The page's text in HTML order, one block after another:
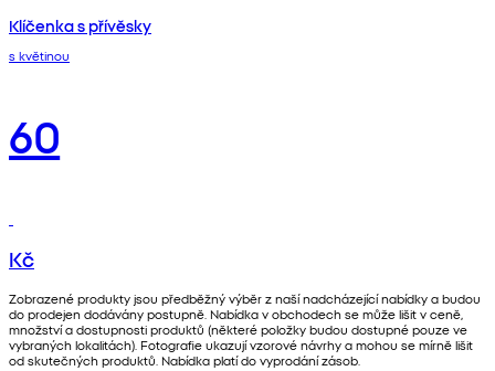
Klíčenka s přívěsky
s květinou
60
Kč
Zobrazené produkty jsou předběžný výběr z naší nadcházející nabídky a budou
do prodejen dodávány postupně. Nabídka v obchodech se může lišit v ceně,
množství a dostupnosti produktů (některé položky budou dostupné pouze ve
vybraných lokalitách). Fotografie ukazují vzorové návrhy a mohou se mírně lišit
od skutečných produktů. Nabídka platí do vyprodání zásob.